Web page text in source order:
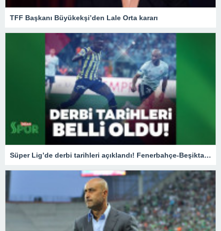
TFF Başkanı Büyükekşi’den Lale Orta kararı
Süper Lig’de derbi tarihleri açıklandı! Fenerbahçe-Beşiktaş / Beşiktaş – Galatasaray maçları ne zaman?